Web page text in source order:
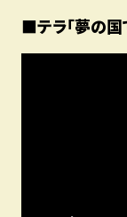
■テラ「夢の